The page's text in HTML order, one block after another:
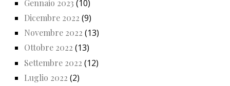
Gennaio 2023 (10)
Dicembre 2022 (9)
Novembre 2022 (13)
Ottobre 2022 (13)
Settembre 2022 (12)
Luglio 2022 (2)